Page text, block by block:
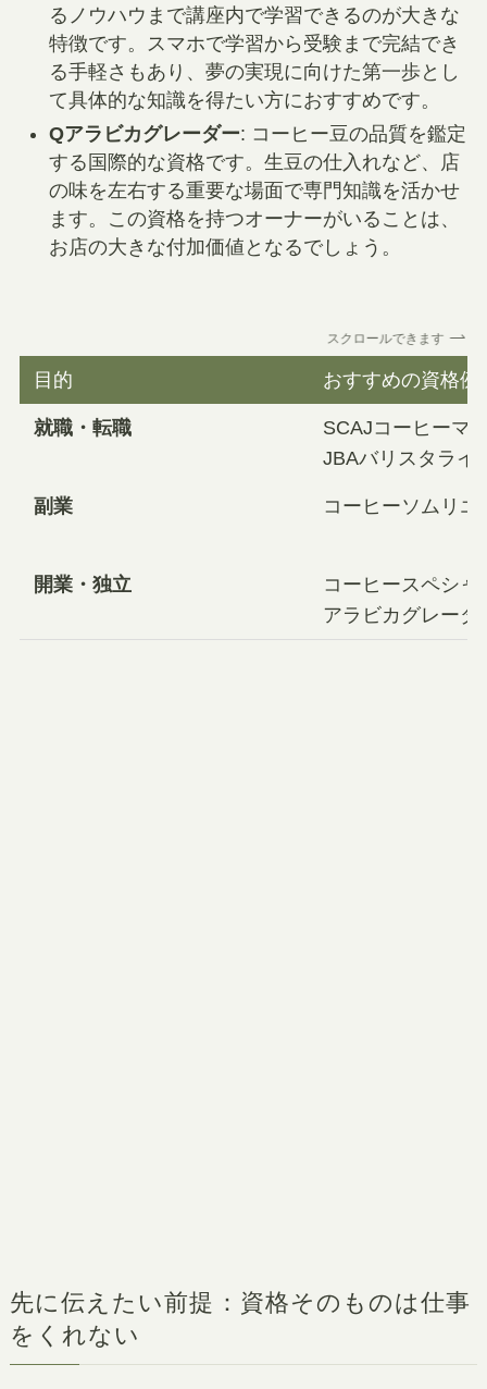
るノウハウまで講座内で学習できるのが大きな
特徴です。スマホで学習から受験まで完結でき
る手軽さもあり、夢の実現に向けた第一歩とし
て具体的な知識を得たい方におすすめです。
Qアラビカグレーダー: コーヒー豆の品質を鑑定
する国際的な資格です。生豆の仕入れなど、店
の味を左右する重要な場面で専門知識を活かせ
ます。この資格を持つオーナーがいることは、
お店の大きな付加価値となるでしょう。
スクロールできます
目的 おすすめの資格例
就職・転職
SCAJコーヒーマ
JBAバリスタライ
副業 コーヒーソムリエ
開業・独立
コーヒースペシャ
アラビカグレーダ
先に伝えたい前提：資格そのものは仕事
をくれない